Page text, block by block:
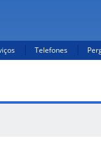
Telefones